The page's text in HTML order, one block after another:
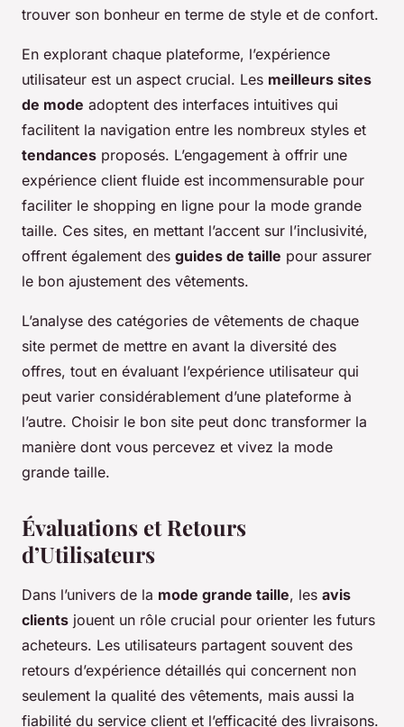
trouver son bonheur en terme de style et de confort.
En explorant chaque plateforme, l’expérience
utilisateur est un aspect crucial. Les meilleurs sites
de mode adoptent des interfaces intuitives qui
facilitent la navigation entre les nombreux styles et
tendances proposés. L’engagement à offrir une
expérience client fluide est incommensurable pour
faciliter le shopping en ligne pour la mode grande
taille. Ces sites, en mettant l’accent sur l’inclusivité,
offrent également des guides de taille pour assurer
le bon ajustement des vêtements.
L’analyse des catégories de vêtements de chaque
site permet de mettre en avant la diversité des
offres, tout en évaluant l’expérience utilisateur qui
peut varier considérablement d’une plateforme à
l’autre. Choisir le bon site peut donc transformer la
manière dont vous percevez et vivez la mode
grande taille.
Évaluations et Retours
d’Utilisateurs
Dans l’univers de la mode grande taille, les avis
clients jouent un rôle crucial pour orienter les futurs
acheteurs. Les utilisateurs partagent souvent des
retours d’expérience détaillés qui concernent non
seulement la qualité des vêtements, mais aussi la
fiabilité du service client et l’efficacité des livraisons.